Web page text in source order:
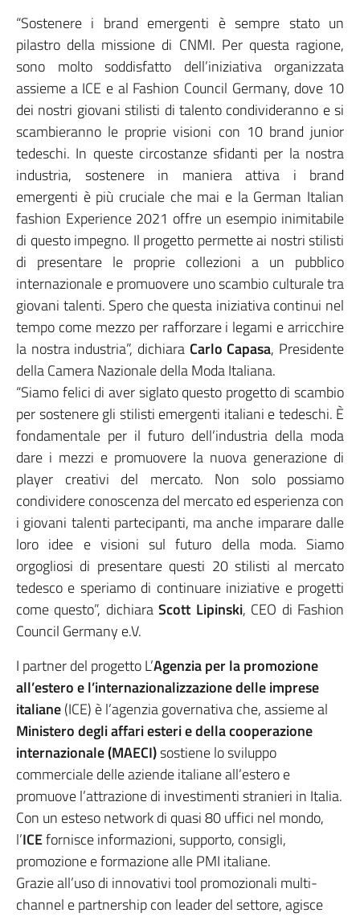
“Sostenere i brand emergenti è sempre stato un
pilastro della missione di CNMI. Per questa ragione,
sono molto soddisfatto dell’iniziativa organizzata
assieme a ICE e al Fashion Council Germany, dove 10
dei nostri giovani stilisti di talento condivideranno e si
scambieranno le proprie visioni con 10 brand junior
tedeschi. In queste circostanze sfidanti per la nostra
industria, sostenere in maniera attiva i brand
emergenti è più cruciale che mai e la German Italian
fashion Experience 2021 offre un esempio inimitabile
di questo impegno. Il progetto permette ai nostri stilisti
di presentare le proprie collezioni a un pubblico
internazionale e promuovere uno scambio culturale tra
giovani talenti. Spero che questa iniziativa continui nel
tempo come mezzo per rafforzare i legami e arricchire
la nostra industria”, dichiara Carlo Capasa, Presidente
della Camera Nazionale della Moda Italiana.
“Siamo felici di aver siglato questo progetto di scambio
per sostenere gli stilisti emergenti italiani e tedeschi. È
fondamentale per il futuro dell’industria della moda
dare i mezzi e promuovere la nuova generazione di
player creativi del mercato. Non solo possiamo
condividere conoscenza del mercato ed esperienza con
i giovani talenti partecipanti, ma anche imparare dalle
loro idee e visioni sul futuro della moda. Siamo
orgogliosi di presentare questi 20 stilisti al mercato
tedesco e speriamo di continuare iniziative e progetti
come questo”, dichiaraScott Lipinski, CEO di Fashion
Council Germany e.V.
I partner del progetto L’Agenzia per la promozione
all’estero e l’internazionalizzazione delle imprese
italiane(ICE) è l’agenzia governativa che, assieme al
Ministero degli affari esteri e della cooperazione
internazionale (MAECI)sostiene lo sviluppo
commerciale delle aziende italiane all’estero e
promuove l’attrazione di investimenti stranieri in Italia.
Con un esteso network di quasi 80 uffici nel mondo,
l’ICEfornisce informazioni, supporto, consigli,
promozione e formazione alle PMI italiane.
Grazie all’uso di innovativi tool promozionali multi-
channel e partnership con leader del settore, agisce